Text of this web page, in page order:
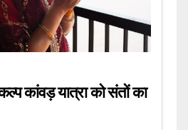
कांवड़ यात्रा को संतों का